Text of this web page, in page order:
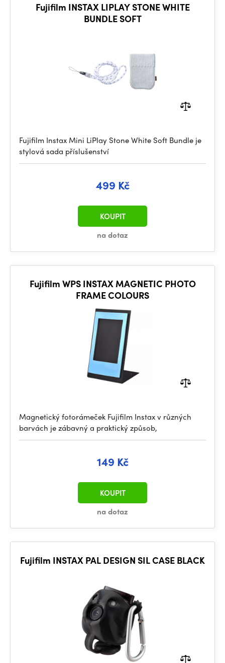
Fujifilm INSTAX LIPLAY STONE WHITE
BUNDLE SOFT
Fujifilm Instax Mini LiPlay Stone White Soft Bundle je
stylová sada příslušenství
499 Kč
na dotaz
KOUPIT
Fujifilm WPS INSTAX MAGNETIC PHOTO
FRAME COLOURS
Magnetický fotorámeček Fujifilm Instax v různých
barvách je zábavný a praktický způsob,
149 Kč
na dotaz
KOUPIT
Fujifilm INSTAX PAL DESIGN SIL CASE BLACK